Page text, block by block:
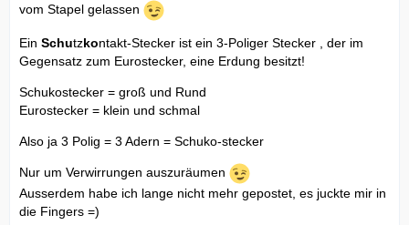
vom Stapel gelassen
Ein Schutzkontakt-Stecker ist ein 3-Poliger Stecker , der im
Gegensatz zum Eurostecker, eine Erdung besitzt!
Schukostecker = groß und Rund
Eurostecker = klein und schmal
Also ja 3 Polig = 3 Adern = Schuko-stecker
Nur um Verwirrungen auszuräumen
Ausserdem habe ich lange nicht mehr gepostet, es juckte mir in
die Fingers =)